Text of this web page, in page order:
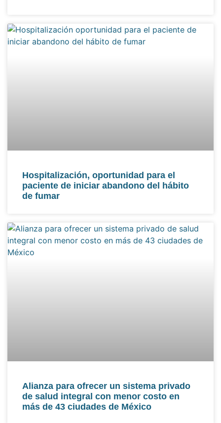
Hospitalización, oportunidad para el
paciente de iniciar abandono del hábito
de fumar
Alianza para ofrecer un sistema privado
de salud integral con menor costo en
más de 43 ciudades de México